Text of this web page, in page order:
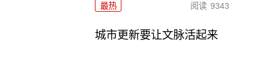
最热 阅读 9343
城市更新要让文脉活起来